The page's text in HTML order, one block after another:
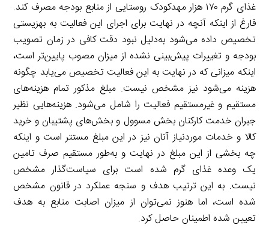
غذای گرم ۱۷۰ هزار مهدکودک روستایی از منابع بودجه مصرف کند.
فارغ از اینکه آنچه در نهایت برای اجرای این فعالیت به بهزیستی
تخصیص داده می‌شود به‌دلیل نبود دقت کافی در زمان تصویب
بودجه و تغییرات پیش‌بینی نشده از میزان مصوب پایین‌تر است،
اینکه میزانی که در نهایت به این فعالیت تخصیص می‌یابد چگونه
هزینه می‌شود نیز مشخص نیست. مبلغ مذکور تمام هزینه‌های
مستقیم و غیرمستقیم فعالیت را شامل می‌شود. هزینه‌هایی نظیر
جبران خدمت کارکنان بخش مسوول و بخش‌های پشتیبان و خرید
کالا و خدمات موردنیاز آنان نیز در این مبلغ مستتر است و اینکه
چه بخشی از این مبلغ در نهایت و به‌طور مستقیم صرف تامین
یک وعده غذای گرم شده است برای سیاست‌گذار مشخص
نیست. به این ترتیب هدف و سنجه عملکرد در قانون مشخص
شده است، اما هنوز نمی‌توان از میزان اصابت منابع به هدف
تعیین شده اطمینان حاصل کرد.